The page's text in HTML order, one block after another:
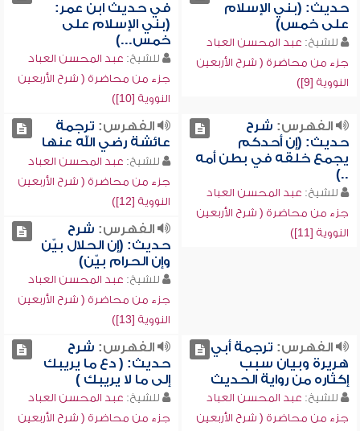
حديث: (بني الإسلام
على خمس)
للشيخ: عبد المحسن العباد
جزء من محاضرة ( شرح الأربعين
النووية [9])
في حديث ابن عمر:
(بني الإسلام على
خمس...)
للشيخ: عبد المحسن العباد
جزء من محاضرة ( شرح الأربعين
النووية [10])
الفهرس: شرح
حديث: (إن أحدكم
يجمع خلقه في بطن أمه
..)
للشيخ: عبد المحسن العباد
جزء من محاضرة ( شرح الأربعين
النووية [11])
الفهرس: ترجمة
عائشة رضي الله عنها
للشيخ: عبد المحسن العباد
جزء من محاضرة ( شرح الأربعين
النووية [12])
الفهرس: شرح
حديث: (إن الحلال بيّن
وإن الحرام بيّن)
للشيخ: عبد المحسن العباد
جزء من محاضرة ( شرح الأربعين
النووية [13])
الفهرس: ترجمة أبي
هريرة وبيان سبب
إكثاره من رواية الحديث
للشيخ: عبد المحسن العباد
جزء من محاضرة ( شرح الأربعين
الفهرس: شرح
حديث: ( دع ما يريبك
إلى ما لا يريبك )
للشيخ: عبد المحسن العباد
جزء من محاضرة ( شرح الأربعين